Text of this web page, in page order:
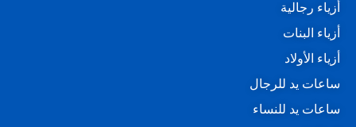
أزياء رجالية
أزياء البنات
أزياء الأولاد
ساعات يد للرجال
ساعات يد للنساء